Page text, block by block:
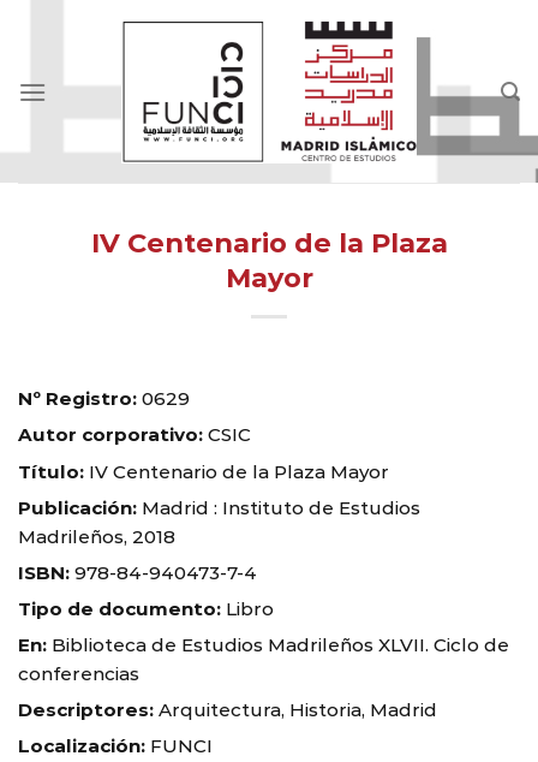
IV Centenario de la Plaza
Mayor
Nº Registro: 0629
Autor corporativo: CSIC
Título: IV Centenario de la Plaza Mayor
Publicación: Madrid : Instituto de Estudios
Madrileños, 2018
ISBN: 978-84-940473-7-4
Tipo de documento: Libro
En: Biblioteca de Estudios Madrileños XLVII. Ciclo de
conferencias
Descriptores: Arquitectura, Historia, Madrid
Localización: FUNCI